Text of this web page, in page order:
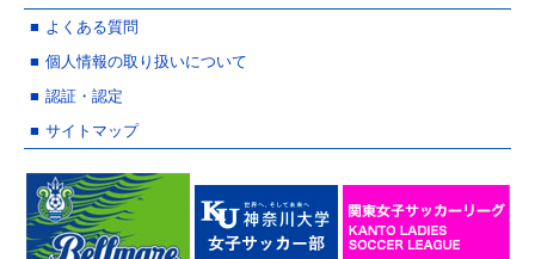
よくある質問
個人情報の取り扱いについて
認証・認定
サイトマップ